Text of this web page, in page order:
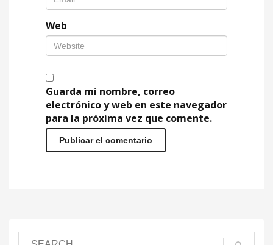
Web
Guarda mi nombre, correo
electrónico y web en este navegador
para la próxima vez que comente.